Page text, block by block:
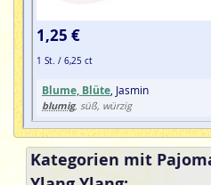
1,25 €
1 St. / 6,25 ct
Blume, Blüte , Jasmin
blumig, süß, würzig
Kategorien mit